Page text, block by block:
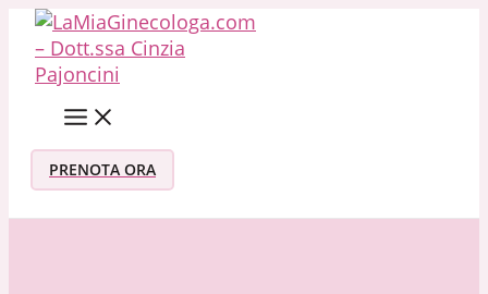
Vai al contenuto
PRENOTA ORA